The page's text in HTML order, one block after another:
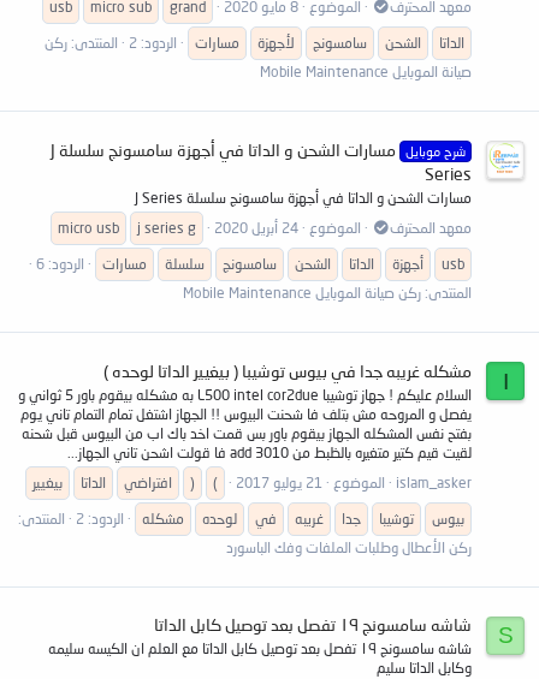
معهد المحترف
الموضوع 8 مايو 2020 grand
micro sub
usb
الداتا
الشحن سامسونج لأجهزة مسارات الردود: 2 المنتدى: ركن
صيانة الموبايل Mobile Maintenance
شرح موبايل
مسارات الشحن و الداتا في أجهزة سامسونج سلسلة J
Series
مسارات الشحن و الداتا في أجهزة سامسونج سلسلة J Series
معهد المحترف
الموضوع 24 أبريل 2020 j series g
micro usb
usb
أجهزة الداتا الشحن سامسونج سلسلة مسارات
الردود: 6
المنتدى: ركن صيانة الموبايل Mobile Maintenance
I مشكله غريبه جدا في بيوس توشيبا ( بيغيير الداتا لوحده )
السلام عليكم ! جهاز توشيبا L500 intel cor2due به مشكله بيقوم باور 5 ثواني و
يفصل و المروحه مش بتلف فا شحنت البيوس !! الجهاز اشتغل تمام التمام تاني يوم
بفتح نفس المشكله الجهاز بيقوم باور بس قمت اخد باك اب من البيوس قبل شحنه
لقيت قيم كتير متغيره بالظبط من add 3010 فا قولت اشحن تاني الجهاز...
islam_asker
الموضوع 21 يوليو 2017 (
) افتراضي الداتا
بيغيير
بيوس
توشيبا جدا غريبه في لوحده مشكله الردود: 2
المنتدى:
ركن الأعطال وطلبات الملفات وفك الباسورد
S شاشه سامسونج ١٩ تفصل بعد توصيل كابل الداتا
شاشه سامسونج ١٩ تفصل بعد توصيل كابل الداتا مع العلم ان الكيسه سليمه
وكابل الداتا سليم